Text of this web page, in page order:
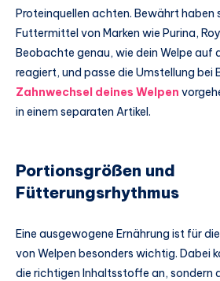
Proteinquellen achten. Bewährt haben
Futtermittel von Marken wie Purina,
Beobachte genau, wie dein Welpe auf
reagiert, und passe die Umstellung bei
Zahnwechsel deines Welpen
in einem separaten Artikel.
Portionsgrößen und
Fütterungsrhythmus
Eine ausgewogene Ernährung ist für
von Welpen besonders wichtig. Dabei
die richtigen Inhaltsstoffe an, sondern